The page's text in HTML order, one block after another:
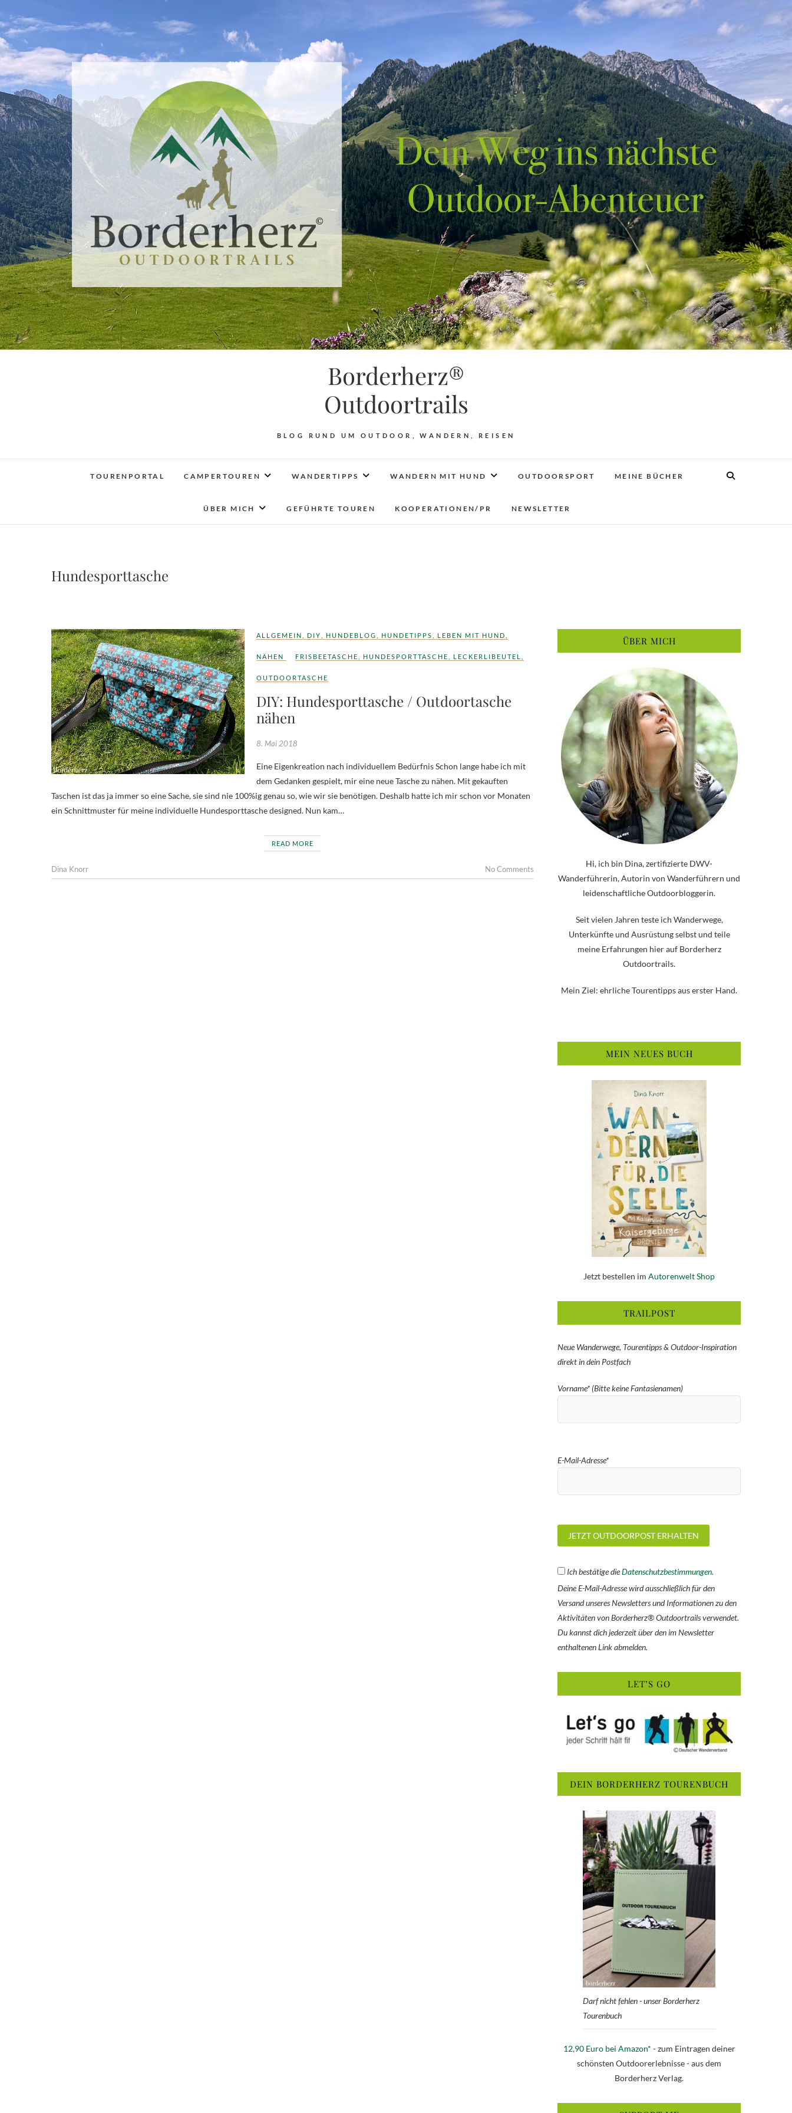
Borderherz®
Outdoortrails
BLOG RUND UM OUTDOOR, WANDERN, REISEN
TOURENPORTAL CAMPERTOUREN WANDERTIPPS WANDERN MIT HUND OUTDOORSPORT MEINE BÜCHER
ÜBER MICH GEFÜHRTE TOUREN KOOPERATIONEN/PR NEWSLETTER
Hundesporttasche
ALLGEMEIN DIY HUNDEBLOG HUNDETIPPS LEBEN MIT HUND
NÄHEN FRISBEETASCHE HUNDESPORTTASCHE LECKERLIBEUTEL
OUTDOORTASCHE
DIY: Hundesporttasche / Outdoortasche
nähen
8. Mai 2018
Eine Eigenkreation nach individuellem Bedürfnis Schon lange habe ich mit
dem Gedanken gespielt, mir eine neue Tasche zu nähen. Mit gekauften
Taschen ist das ja immer so eine Sache, sie sind nie 100%ig genau so, wie wir sie benötigen. Deshalb hatte ich mir schon vor Monaten
ein Schnittmuster für meine individuelle Hundesporttasche designed. Nun kam…
READ MORE
Dina Knorr No Comments
ÜBER MICH
Hi, ich bin Dina, zertifizierte DWV-
Wanderführerin, Autorin von Wanderführern und
leidenschaftliche Outdoorbloggerin.
Seit vielen Jahren teste ich Wanderwege,
Unterkünfte und Ausrüstung selbst und teile
meine Erfahrungen hier auf Borderherz
Outdoortrails.
Mein Ziel: ehrliche Tourentipps aus erster Hand.
MEIN NEUES BUCH
Jetzt bestellen im Autorenwelt Shop
TRAILPOST
Neue Wanderwege, Tourentipps & Outdoor-Inspiration
direkt in dein Postfach
Vorname* (Bitte keine Fantasienamen)
E-Mail-Adresse*
Ich bestätige dieDatenschutzbestimmungen.
Deine E-Mail-Adresse wird ausschließlich für den
Versand unseres Newsletters und Informationen zu den
Aktivitäten von Borderherz® Outdoortrails verwendet.
Du kannst dich jederzeit über den im Newsletter
enthaltenen Link abmelden.
LET’S GO
DEIN BORDERHERZ TOURENBUCH
Darf nicht fehlen - unser Borderherz
Tourenbuch
12,90 Euro bei Amazon* - zum Eintragen deiner
schönsten Outdoorerlebnisse - aus dem
Borderherz Verlag.